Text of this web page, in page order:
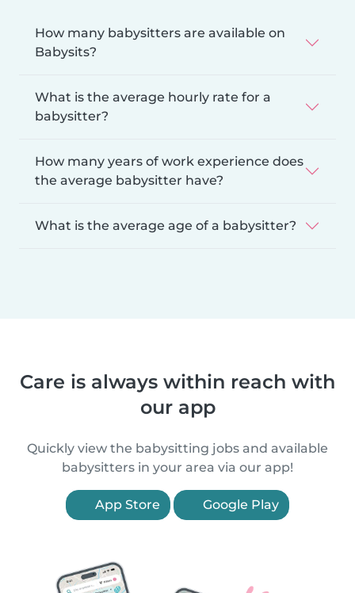
How many babysitters are available on
Babysits?
What is the average hourly rate for a
babysitter?
How many years of work experience does
the average babysitter have?
What is the average age of a babysitter?
Care is always within reach with
our app
Quickly view the babysitting jobs and available
babysitters in your area via our app!
App Store Google Play